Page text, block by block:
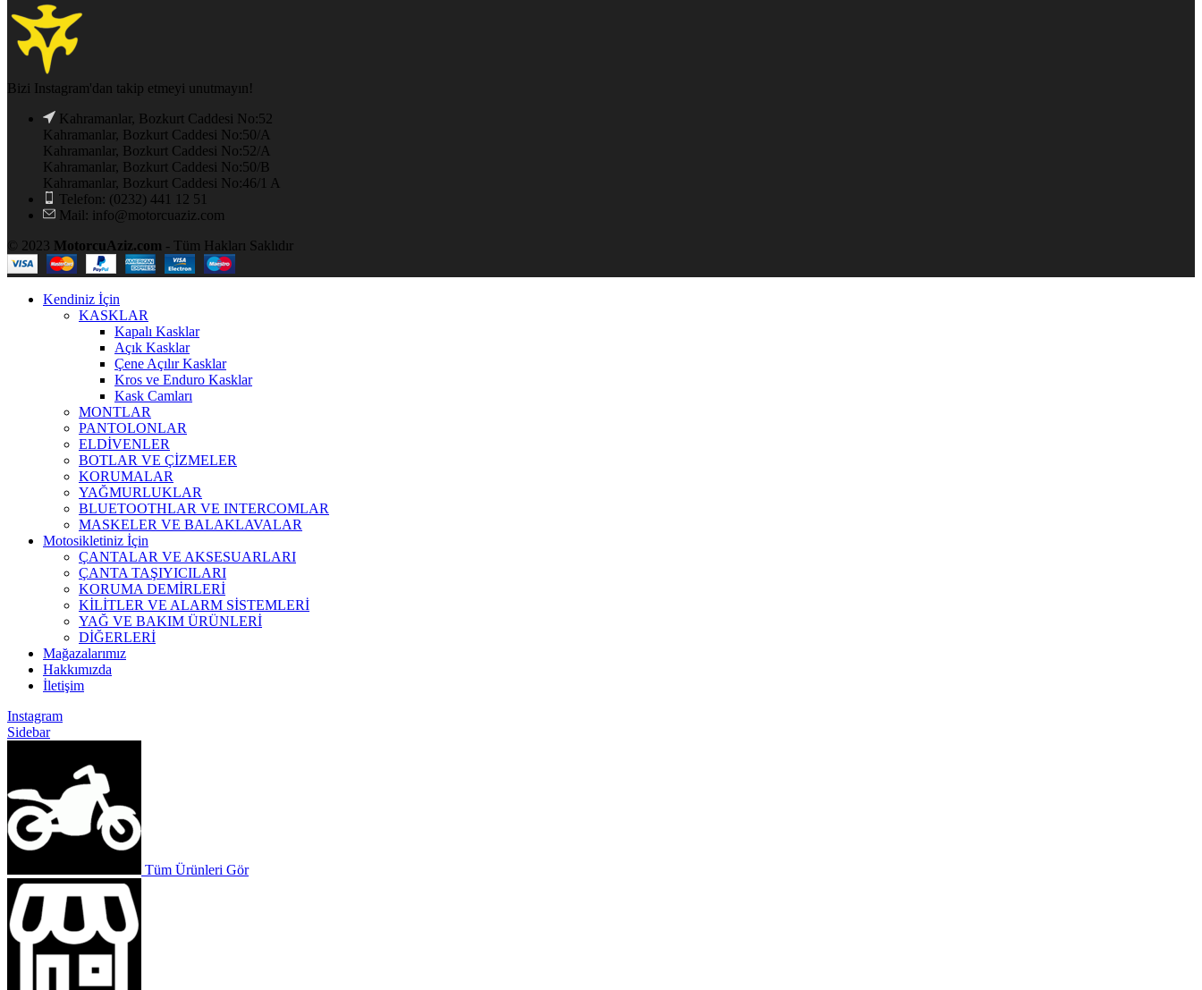
Bizi Instagram'dan takip etmeyi unutmayın!
Kahramanlar, Bozkurt Caddesi No:52
Kahramanlar, Bozkurt Caddesi No:50/A
Kahramanlar, Bozkurt Caddesi No:52/A
Kahramanlar, Bozkurt Caddesi No:50/B
Kahramanlar, Bozkurt Caddesi No:46/1 A
Telefon: (0232) 441 12 51
Mail: info@motorcuaziz.com
© 2023 MotorcuAziz.com - Tüm Hakları Saklıdır
Kendiniz İçin
KASKLAR
Kapalı Kasklar
Açık Kasklar
Çene Açılır Kasklar
Kros ve Enduro Kasklar
Kask Camları
MONTLAR
PANTOLONLAR
ELDİVENLER
BOTLAR VE ÇİZMELER
KORUMALAR
YAĞMURLUKLAR
BLUETOOTHLAR VE INTERCOMLAR
MASKELER VE BALAKLAVALAR
Motosikletiniz İçin
ÇANTALAR VE AKSESUARLARI
ÇANTA TAŞIYICILARI
KORUMA DEMİRLERİ
KİLİTLER VE ALARM SİSTEMLERİ
YAĞ VE BAKIM ÜRÜNLERİ
DİĞERLERİ
Mağazalarımız
Hakkımızda
İletişim
Instagram
Sidebar
Tüm Ürünleri Gör